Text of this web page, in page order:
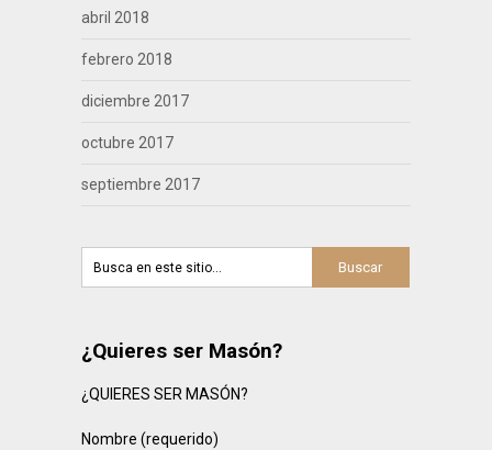
abril 2018
febrero 2018
diciembre 2017
octubre 2017
septiembre 2017
¿Quieres ser Masón?
¿QUIERES SER MASÓN?
Nombre (requerido)